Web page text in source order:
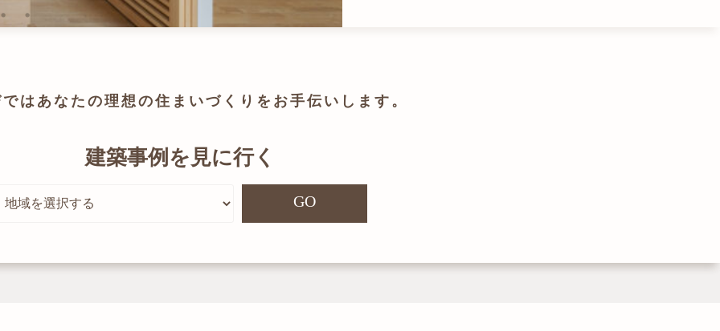
は あなたの理想の住まいづくりを お手伝いします。
建築事例を見に行く
GO